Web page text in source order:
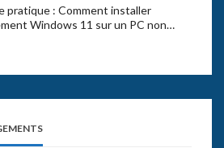
pratique : Comment installer
Windows 11 sur un PC non…